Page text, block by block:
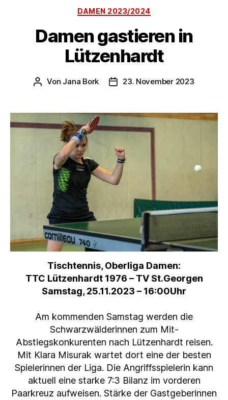
Kategorien
DAMEN 2023/2024
Damen gastieren in
Lützenhardt
Beitragsautor
Von Jana Bork Veröffentlichungsdatum
23. November 2023
Tischtennis, Oberliga Damen:
TTC Lützenhardt 1976 – TV St.Georgen
Samstag, 25.11.2023 – 16:00Uhr
Am kommenden Samstag werden die
Schwarzwälderinnen zum Mit-
Abstiegskonkurenten nach Lützenhardt reisen.
Mit Klara Misurak wartet dort eine der besten
Spielerinnen der Liga. Die Angriffsspielerin kann
aktuell eine starke 7:3 Bilanz im vorderen
Paarkreuz aufweisen. Stärke der Gastgeberinnen